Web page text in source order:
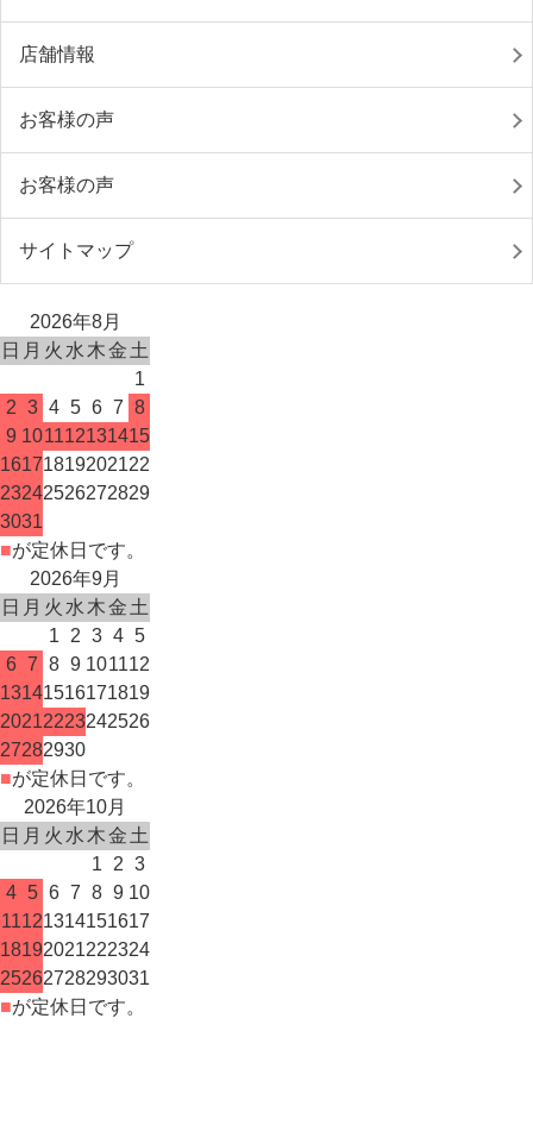
店舗情報
お客様の声
お客様の声
サイトマップ
2026年8月
日 月 火 水 木金 土
1
2 3 4 5 6 7 8
9 101112131415
16171819202122
23242526272829
3031
■が定休日です。
2026年9月
日 月 火 水 木金 土
1
2 3 4 5
6 7 8 9 101112
13141516171819
20212223242526
27282930
■が定休日です。
2026年10月
日 月 火 水 木金 土
1
2 3
4 5 6 7 8 9 10
11121314151617
18192021222324
25262728293031
■が定休日です。